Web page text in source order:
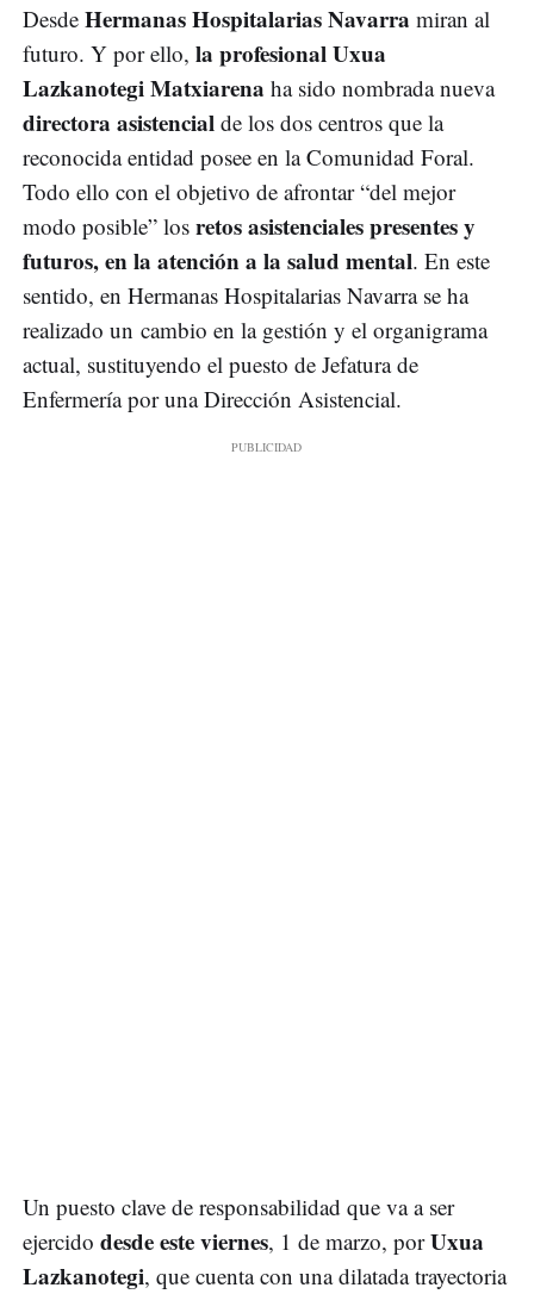
Desde Hermanas Hospitalarias Navarra miran al
futuro. Y por ello, la profesionalUxua
Lazkanotegi Matxiarena ha sido nombrada nueva
directora asistencial de los dos centros que la
reconocida entidad posee en la Comunidad Foral.
Todo ello con el objetivo de afrontar “del mejor
modo posible” los retos asistenciales presentes y
futuros, en la atención a la salud mental. En este
sentido, en Hermanas Hospitalarias Navarra se ha
realizado un cambio en la gestión y el organigrama
actual, sustituyendo el puesto de Jefatura de
Enfermería por una Dirección Asistencial.
Un puesto clave de responsabilidad que va a ser
ejercido desde este viernes, 1 de marzo, porUxua
Lazkanotegi, que cuenta con una dilatada trayectoria